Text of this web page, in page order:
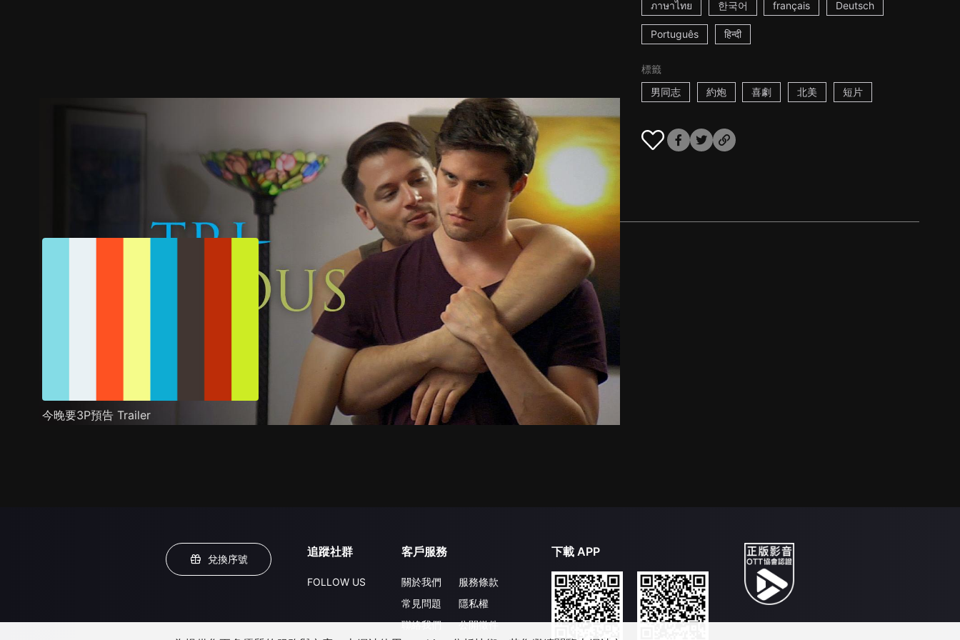
ภาษาไทย 한국어 français Deutsch
Português हिन्दी
標籤
男同志
約炮 喜劇 北美 短片
今晚要3P預告 Trailer
兌換序號
追蹤社群
FOLLOW US
客戶服務
關於我們
常見問題
聯絡我們
服務條款
隱私權
公開徵件
下載 APP